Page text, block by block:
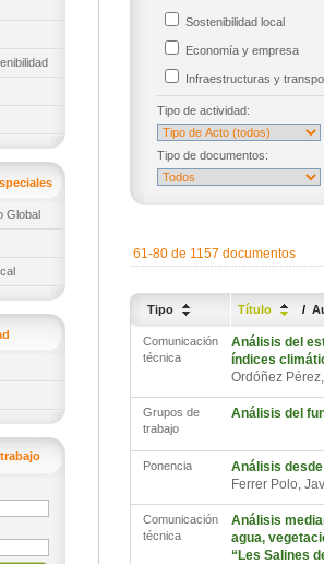
Global
Sostenibilidad local
Economía y empresa
Infraestructuras y
Tipo de actividad:
Tipo de documentos:
61-80 de 1157 documentos
Tipo Título /
Comunicación
técnica
Análisis del
índices
Ordóñez
Grupos de
trabajo
Análisis del
Ponencia
Análisis
Ferrer Polo,
Comunicación
técnica
Análisis
agua,
“Les Salines